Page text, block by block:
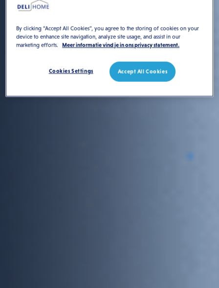
By clicking “Accept All Cookies”, you agree to the storing of cookies on your
device to enhance site navigation, analyze site usage, and assist in our
marketing efforts.
Meer informatie vind je in ons privacy statement.
Accept All Cookies
Cookies Settings